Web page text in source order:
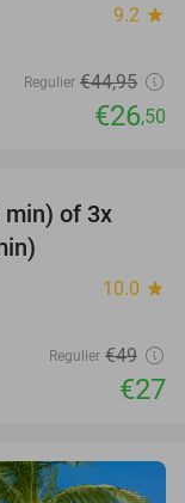
9.2 star
Regulier €44,95
€26,50
45%
of 3x
10.0 star
Regulier €49
€27